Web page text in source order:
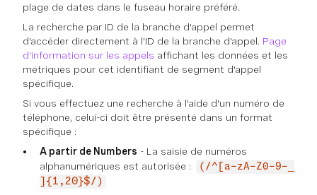
plage de dates dans le fuseau horaire préféré.
La recherche par ID de la branche d'appel permet
d'accéder directement à l'ID de la branche d'appel. Page
d'information sur les appels affichant les données et les
métriques pour cet identifiant de segment d'appel
spécifique.
Si vous effectuez une recherche à l'aide d'un numéro de
téléphone, celui-ci doit être présenté dans un format
spécifique :
A partir de Numbers - La saisie de numéros
alphanumériques est autorisée :
(/^[a-zA-Z0-9-_
]{1,20}$/)